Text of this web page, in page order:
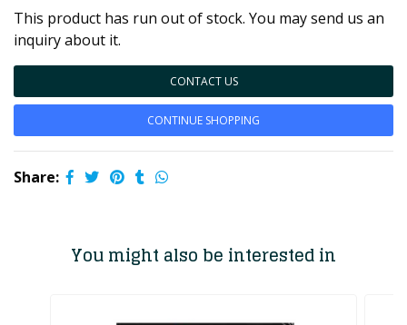
This product has run out of stock. You may send us an
inquiry about it.
CONTACT US
CONTINUE SHOPPING
Share:
You might also be interested in